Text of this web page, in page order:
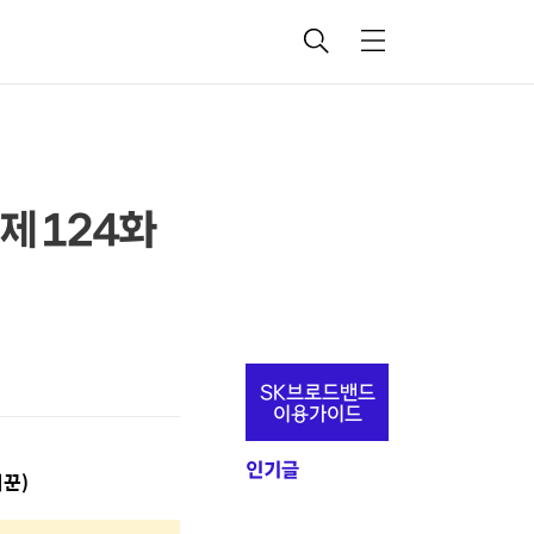
검
메
124화
)
추
정
보
SK브로드밴드
이용가이드
인기글